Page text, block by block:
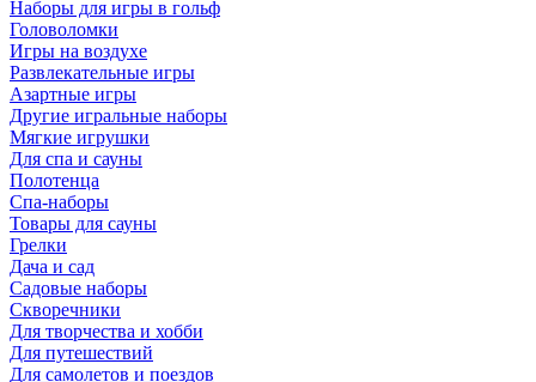
Наборы для игры в гольф
Головоломки
Игры на воздухе
Развлекательные игры
Азартные игры
Другие игральные наборы
Мягкие игрушки
Для спа и сауны
Полотенца
Спа-наборы
Товары для сауны
Грелки
Дача и сад
Садовые наборы
Скворечники
Для творчества и хобби
Для путешествий
Для самолетов и поездов